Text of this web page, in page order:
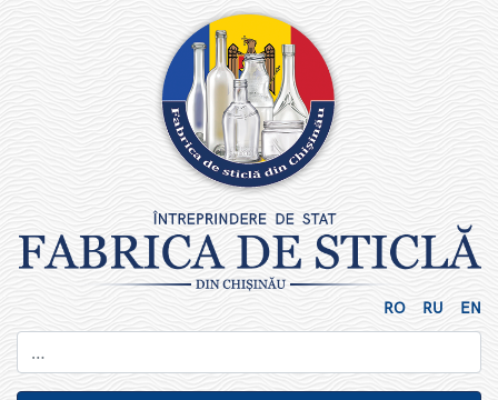
RO RU EN